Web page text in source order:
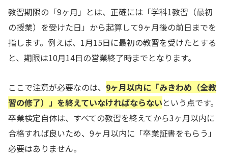
教習期限の「9ヶ月」とは、正確には「学科1教習（最初
の授業）を受けた日」から起算して9ヶ月後の前日までを
指します。例えば、1月15日に最初の教習を受けたとする
と、期限は10月14日の営業終了時までとなります。
ここで注意が必要なのは、 9ヶ月以内に「みきわめ（全教
習の修了）」を終えていなければならないという点です。
卒業検定自体は、すべての教習を終えてから3ヶ月以内に
合格すれば良いため、9ヶ月以内に「卒業証書をもらう」
必要はありません。